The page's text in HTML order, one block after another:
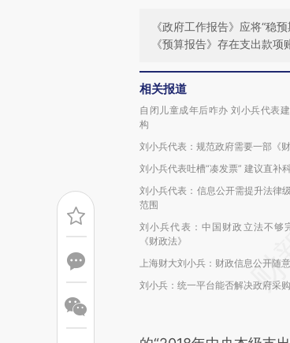
《政府工作报告》应将“稳
《预算报告》存在支出款
相关报道
自闭儿童成年后咋办 刘小兵代表
构
刘小兵代表：规范政府需要一部《财
刘小兵代表吐槽“凑发票” 建议直补
刘小兵代表：信息公开需提升法律
范围
刘小兵代表：中国财政立法不够
《财政法》
上海财大刘小兵：财政信息公开随
刘小兵：统一平台能否解决政府采购